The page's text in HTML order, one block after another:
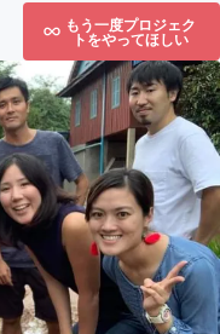
もう一度プロジェク
トをやってほしい